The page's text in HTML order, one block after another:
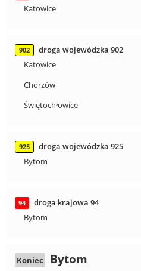
Katowice
902
droga wojewódzka 902
Katowice
Chorzów
Świętochłowice
925
droga wojewódzka 925
Bytom
94
droga krajowa 94
Bytom
Koniec Bytom